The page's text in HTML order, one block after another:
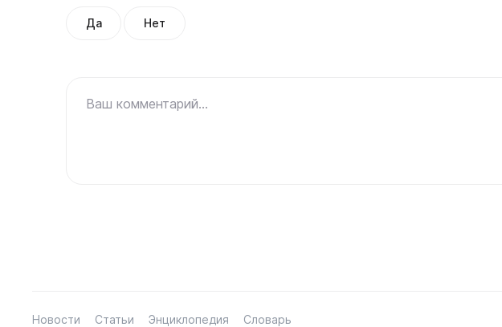
Да Нет
Ваш комментарий...
Новости Статьи Энциклопедия
Словарь